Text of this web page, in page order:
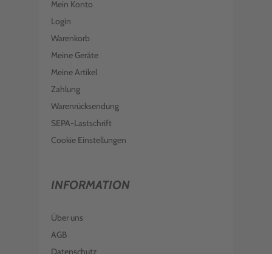
EPSON TINTE C13T642500 LIGHT
€ 96,98
€ 189,00
SCHWARZ T5968
MAGENTA T6363
EPSON TINTE C13T596400 YELLOW
Mein Konto
Login
Warenkorb
Meine Geräte
Meine Artikel
Zahlung
Warenrücksendung
SEPA-Lastschrift
Cookie Einstellungen
INFORMATION
Über uns
AGB
Datenschutz